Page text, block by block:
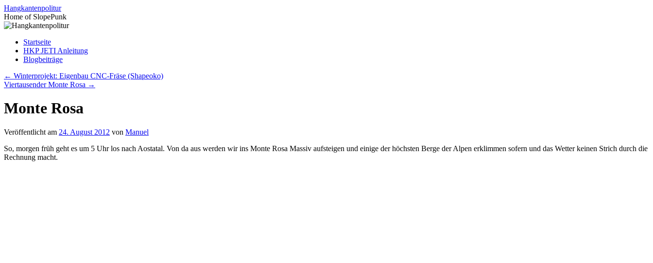
Zum
Inhalt
springen
Hangkantenpolitur
Home of SlopePunk
Startseite
HKP JETI Anleitung
Blogbeiträge
← Winterprojekt: Eigenbau CNC-Fräse (Shapeoko)
Viertausender Monte Rosa →
Monte Rosa
Veröffentlicht am 24. August 2012 von Manuel
So, morgen früh geht es um 5 Uhr los nach Aostatal. Von da aus werden wir ins Monte Rosa Massiv aufsteigen und einige der höchsten Berge der Alpen erklimmen sofern und das Wetter keinen Strich durch die
Rechnung macht.